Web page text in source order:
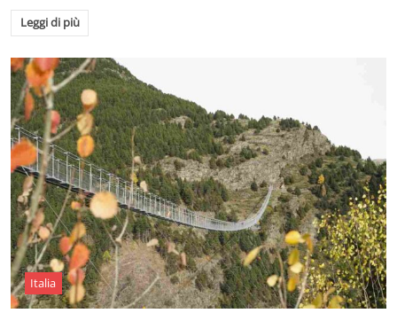
Leggi di più
Italia